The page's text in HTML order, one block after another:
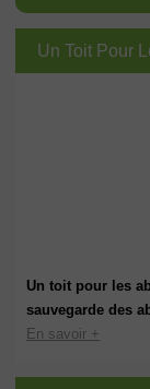
Un Toit Pour
Un toit pour les
sauvegarde des
En savoir +